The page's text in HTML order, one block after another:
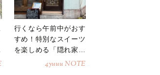
行くなら午前中がおす
すめ！特別なスイーツ
を楽しめる「隠れ家カ
4yuuu NOTE